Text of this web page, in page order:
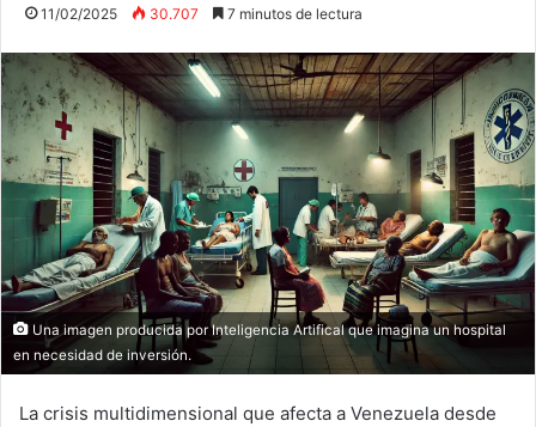
11/02/2025 30.707 7 minutos de lectura
Una imagen producida por Inteligencia Artifical que imagina un hospital
en necesidad de inversión.
La crisis multidimensional que afecta a Venezuela desde